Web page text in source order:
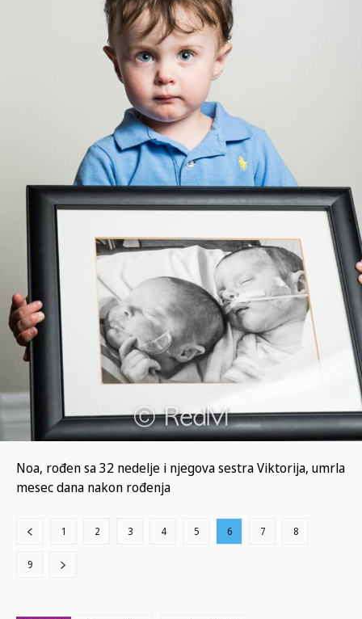
Noa, rođen sa 32 nedelje i njegova sestra Viktorija, umrla
mesec dana nakon rođenja
1 2 3 4 5 6 7 8
9